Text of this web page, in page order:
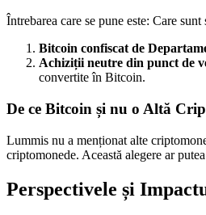
Întrebarea care se pune este: Care
Bitcoin confiscat de
Achiziții neutre din punct de
convertite în Bitcoin.
De ce Bitcoin și nu o Altă
Lummis nu a menționat alte
criptomonede. Această alegere ar
Perspectivele și